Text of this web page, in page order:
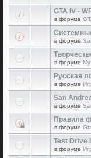
GTA IV -
в форуме
в форуме
в форуме
Русская
в форуме
San
в форуме
Правила
в форуме
Test Drive
в форуме